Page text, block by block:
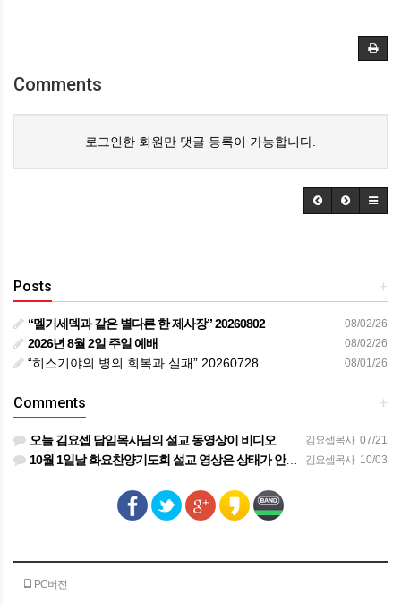
Comments
로그인한 회원만 댓글 등록이 가능합니다.
+
Posts
08/02/26
“멜기세덱과 같은 별다른 한 제사장” 20260802
08/02/26
2026년 8월 2일 주일 예배
08/01/26
“히스기야의 병의 회복과 실패” 20260728
+
Comments
김요셉목사 07/21
오늘 김요셉 담임목사님의 설교 동영상이 비디오 장비 문제로 영상을 올려 드리지 못해 죄송합니다 오늘 주일 설…
김요셉목사 10/03
10월 1일날 화요찬양기도회 설교 영상은 상태가 안좋아서 오디오만 올려 드립니다
PC버전